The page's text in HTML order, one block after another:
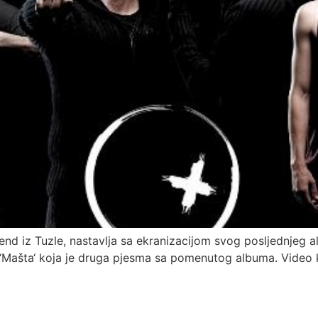
iz Tuzle, nastavlja sa ekranizacijom svog posljednjeg
koja je druga pjesma sa pomenutog albuma.